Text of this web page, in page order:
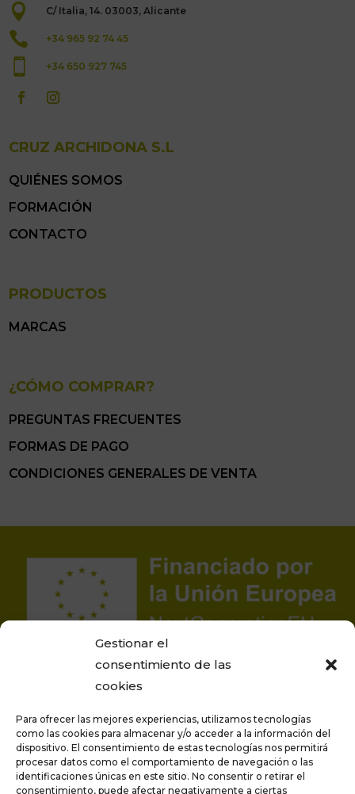
Gestionar el
consentimiento de las
cookies
Para ofrecer las mejores experiencias, utilizamos tecnologías
como las cookies para almacenar y/o acceder a la información del
dispositivo. El consentimiento de estas tecnologías nos permitirá
procesar datos como el comportamiento de navegación o las
identificaciones únicas en este sitio. No consentir o retirar el
consentimiento, puede afectar negativamente a ciertas
 C/ Italia, 14. 03003, Alicante
 +34 965 92 74 45
 +34 650 927 745
CRUZ ARCHIDONA S.L
QUIÉNES SOMOS
FORMACIÓN
CONTACTO
PRODUCTOS
MARCAS
¿CÓMO COMPRAR?
PREGUNTAS FRECUENTES
FORMAS DE PAGO
CONDICIONES GENERALES DE VENTA
Proyecto financiado por la Unión Europea –
NextGenerationEU